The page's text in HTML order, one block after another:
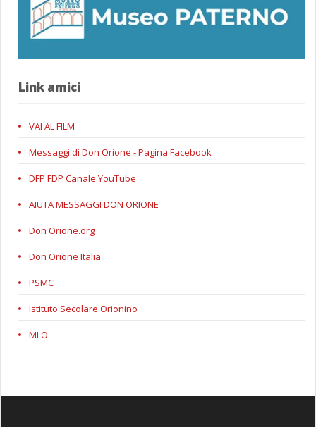
Link amici
VAI AL FILM
Messaggi di Don Orione - Pagina Facebook
DFP FDP Canale YouTube
AIUTA MESSAGGI DON ORIONE
Don Orione.org
Don Orione Italia
PSMC
Istituto Secolare Orionino
MLO